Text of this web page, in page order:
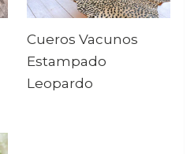
Cueros Vacunos
Estampado
Leopardo